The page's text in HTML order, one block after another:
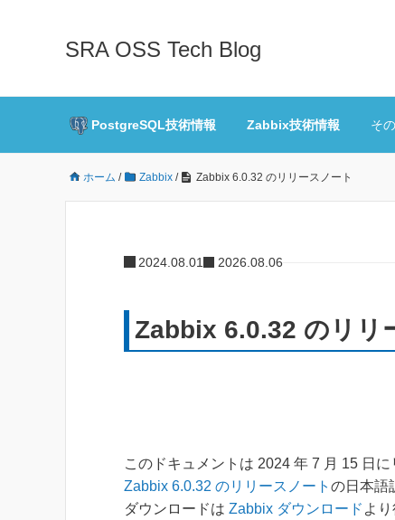
SRA OSS Tech Blog
PostgreSQL技術情報 Zabbix技術情報 そ
ホーム / Zabbix / Zabbix 6.0.32 のリリースノート
2024.08.01 2026.08.06
Zabbix 6.0.32 のリリ
このドキュメントは 2024 年 7 月 15 日に
Zabbix 6.0.32 のリリースノート の日本語
ダウンロードは Zabbix ダウンロード より